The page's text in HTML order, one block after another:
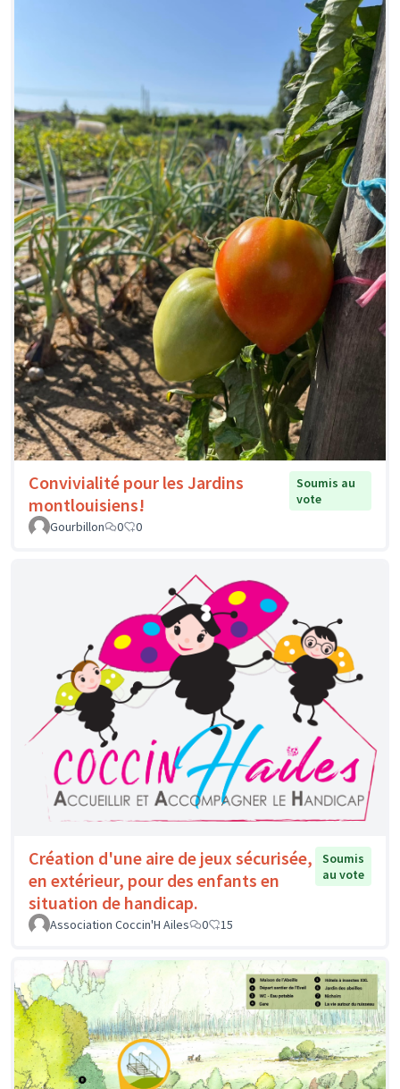
Convivialité pour les Jardins
montlouisiens!
Soumis au
vote
Gourbillon
0 0
Création d'une aire de jeux sécurisée,
en extérieur, pour des enfants en
situation de handicap.
Soumis
au vote
Association Coccin'H Ailes 0 15